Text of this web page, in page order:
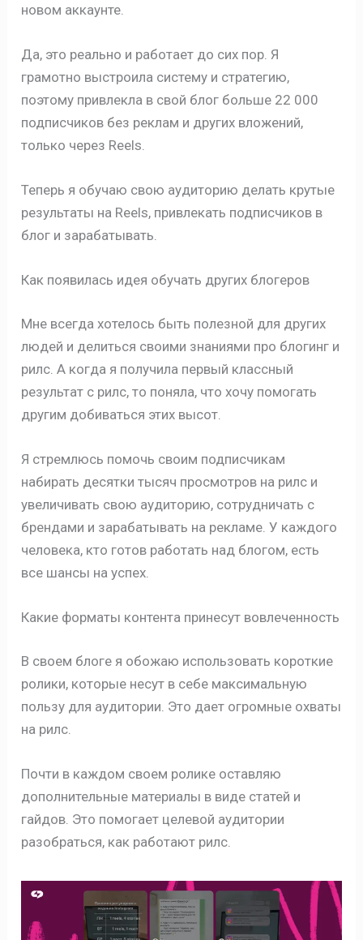
новом аккаунте.
Да, это реально и работает до сих пор. Я
грамотно выстроила систему и стратегию,
поэтому привлекла в свой блог больше 22 000
подписчиков без реклам и других вложений,
только через Reels.
Теперь я обучаю свою аудиторию делать крутые
результаты на Reels, привлекать подписчиков в
блог и зарабатывать.
Как появилась идея обучать других блогеров
Мне всегда хотелось быть полезной для других
людей и делиться своими знаниями про блогинг и
рилс. А когда я получила первый классный
результат с рилс, то поняла, что хочу помогать
другим добиваться этих высот.
Я стремлюсь помочь своим подписчикам
набирать десятки тысяч просмотров на рилс и
увеличивать свою аудиторию, сотрудничать с
брендами и зарабатывать на рекламе. У каждого
человека, кто готов работать над блогом, есть
все шансы на успех.
Какие форматы контента принесут вовлеченность
В своем блоге я обожаю использовать короткие
ролики, которые несут в себе максимальную
пользу для аудитории. Это дает огромные охваты
на рилс.
Почти в каждом своем ролике оставляю
дополнительные материалы в виде статей и
гайдов. Это помогает целевой аудитории
разобраться, как работают рилс.